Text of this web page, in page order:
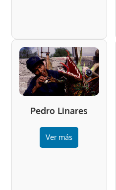
Pedro Linares
Ver más